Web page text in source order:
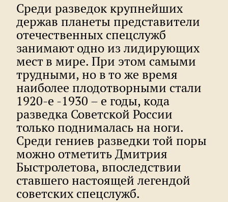
Среди разведок крупнейших
держав планеты представители
отечественных спецслужб
занимают одно из лидирующих
мест в мире. При этом самыми
трудными, но в то же время
наиболее плодотворными стали
1920-е -1930 – е годы, кода
разведка Советской России
только поднималась на ноги.
Среди гениев разведки той поры
можно отметить Дмитрия
Быстролетова, впоследствии
ставшего настоящей легендой
советских спецслужб.